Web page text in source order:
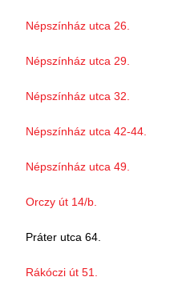
Népszínház utca 26.
Népszínház utca 29.
Népszínház utca 32.
Népszínház utca 42-44.
Népszínház utca 49.
Orczy út 14/b.
Práter utca 64.
Rákóczi út 51.